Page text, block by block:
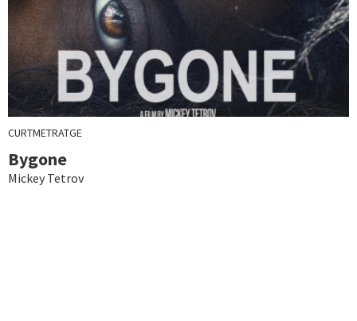
CURTMETRATGE
Bygone
Mickey Tetrov